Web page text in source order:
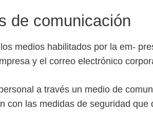
de comunicación
medios habilitados por la em-
y el correo electrónico
a través un medio de
con las medidas de seguridad que